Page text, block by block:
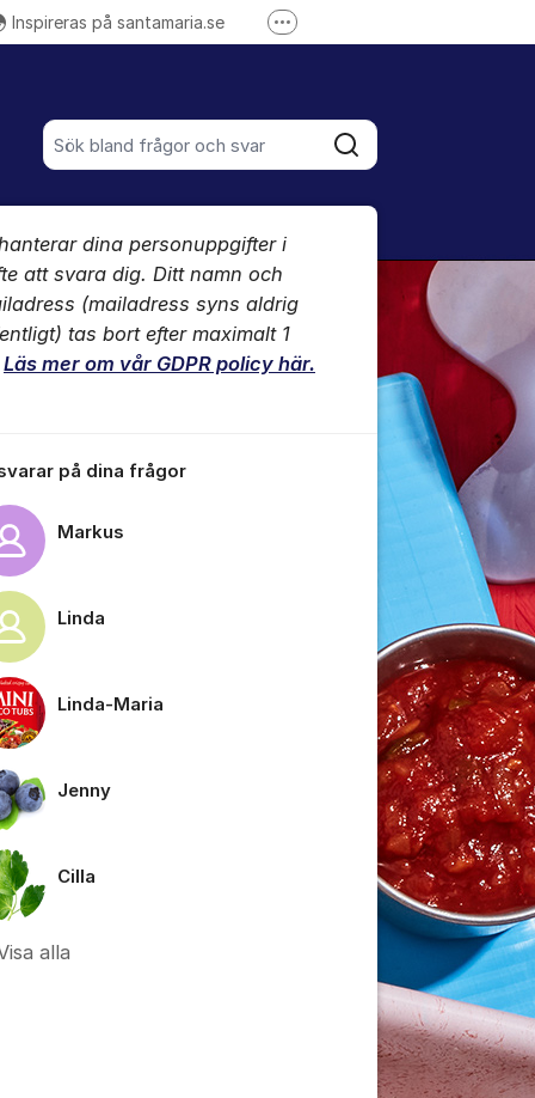
Sök bland alla inlägg
Sök
Inspireras på santamaria.se Fler supportlänkar
kommentaren
för inlägg/kommentar
för inlägg/kommentar
för inlägg/kommentar
dina personuppgifter i
att svara dig. Ditt namn och
(mailadress syns aldrig
tas bort efter maximalt 1
Läs mer om vår GDPR policy här.
på dina frågor
Markus
Linda
Linda-Maria
Jenny
Cilla
alla